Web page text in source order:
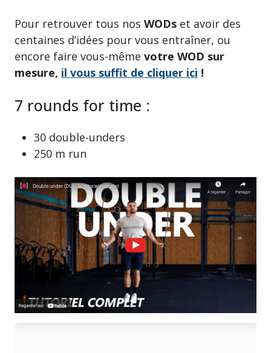
Pour retrouver tous nos WODs et avoir des
centaines d’idées pour vous entraîner, ou
encore faire vous-même votre WOD sur
mesure, il vous suffit de cliquer ici !
7 rounds for time :
30 double-unders
250 m run